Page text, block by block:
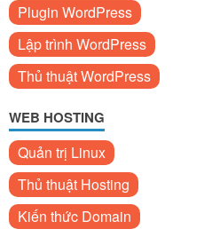
Plugin WordPress
Lập trình WordPress
Thủ thuật WordPress
WEB HOSTING
Quản trị Linux
Thủ thuật Hosting
Kiến thức Domain